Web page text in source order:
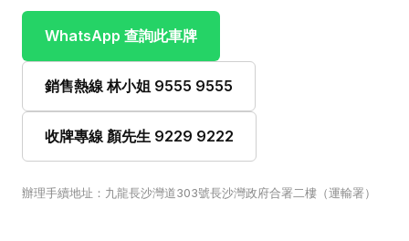
WhatsApp 查詢此車牌
銷售熱線 林小姐 9555 9555
收牌專線 顏先生 9229 9222
辦理手續地址：九龍長沙灣道303號長沙灣政府合署二樓（運輸署）